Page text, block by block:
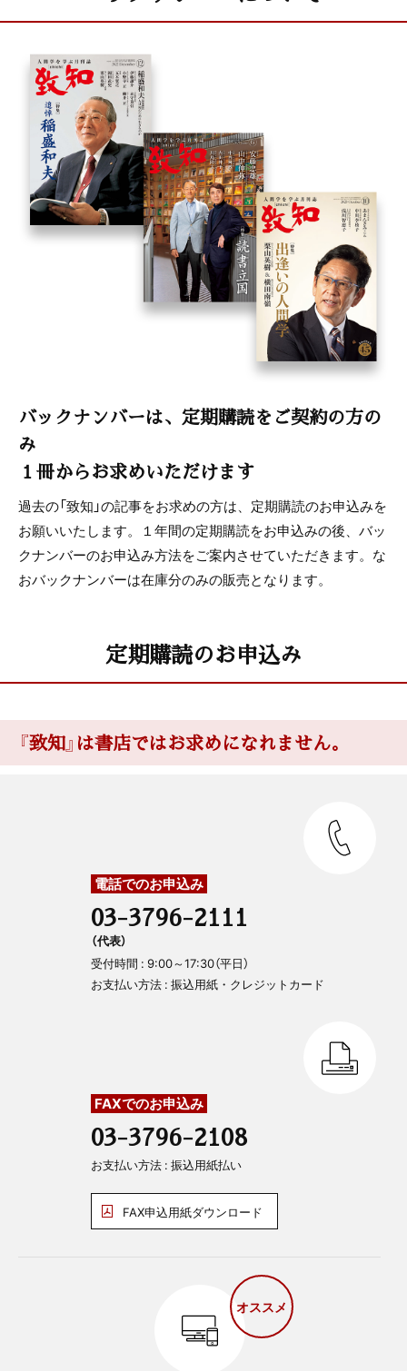
バックナンバーは、定期購読をご契約の方の
み
１冊からお求めいただけます
過去の「致知」の記事をお求めの方は、定期購読のお申込みを
お願いいたします。１年間の定期購読をお申込みの後、バッ
クナンバーのお申込み方法をご案内させていただきます。な
おバックナンバーは在庫分のみの販売となります。
定期購読のお申込み
『致知』は書店ではお求めになれません。
電話でのお申込み
03-3796-2111
（代表）
受付時間 : 9:00～17:30（平日）
お支払い方法 : 振込用紙・クレジットカード
FAXでのお申込み
03-3796-2108
お支払い方法 : 振込用紙払い
FAX申込用紙ダウンロード
オススメ